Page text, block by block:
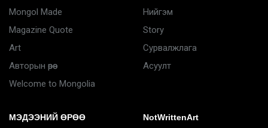
Mongol Made
Magazine Quote
Art
Авторын өрөө
Welcome to Mongolia
Нийгэм
Story
Сурвалжлага
Асуулт
МЭДЭЭНИЙ ӨРӨӨ NotWrittenArt